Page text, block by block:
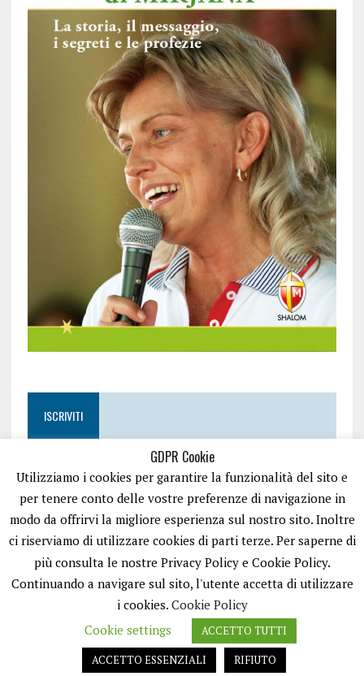
ISCRIVITI
EASYNEWS24 È UN PORTALE GESTITO DA FRANCESCO TV - PARTITA IVA
08792490727 - TESTATA GIORNALISTICA REGISTRATA PRESSO IL TRIBUNALE
DI TRANI RG N.256/2018 MOD.21/12/2023. TUTTI I DIRITTI RISERVATI.
GDPR Cookie
Utilizziamo i cookies per garantire la funzionalità del sito e
per tenere conto delle vostre preferenze di navigazione in
modo da offrirvi la migliore esperienza sul nostro sito. Inoltre
ci riserviamo di utilizzare cookies di parti terze. Per saperne di
più consulta le nostre Privacy Policy e Cookie Policy.
Continuando a navigare sul sito, l'utente accetta di utilizzare
i cookies. Cookie Policy
Cookie settings
ACCETTO TUTTI
ACCETTO ESSENZIALI
RIFIUTO